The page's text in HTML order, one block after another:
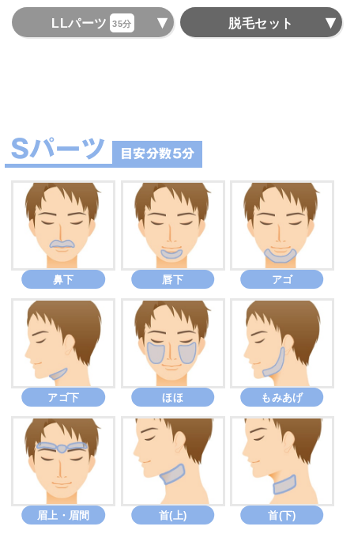
LLパーツ 35分 脱毛セット
Sパーツ 目安分数5分
鼻下 唇下 アゴ
アゴ下 ほほ もみあげ
眉上・眉間 首(上) 首(下)